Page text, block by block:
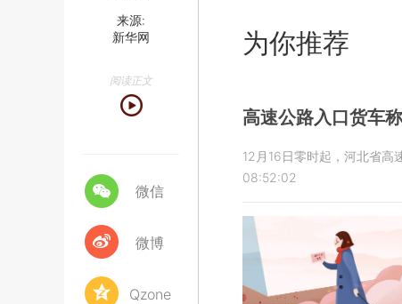
来源:
新华网
阅读正文
微信
微博
Qzone
为你推荐
高速公路入口货车
12月16日零时起，河北省高
08:52:02